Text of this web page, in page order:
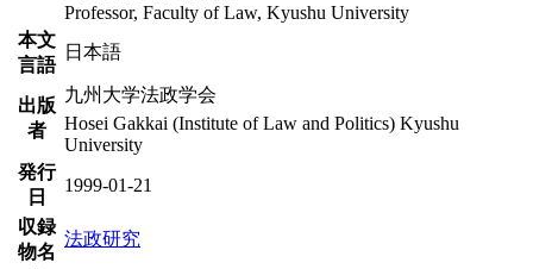
Professor, Faculty of Law, Kyushu University
本文
言語
日本語
出版
者
九州大学法政学会
Hosei Gakkai (Institute of Law and Politics) Kyushu
University
発行
日
1999-01-21
収録
物名
法政研究